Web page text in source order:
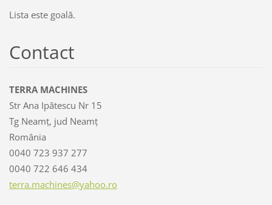
Lista este goală.
Contact
TERRA MACHINES
Str Ana Ipătescu Nr 15
Tg Neamț, jud Neamț
România
0040 723 937 277
0040 722 646 434
terra.machines@yahoo.ro